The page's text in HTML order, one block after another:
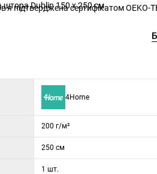
підтверджена сертифікатом OEKO-
Dublin 150 x 250 см
4Home
200 г/м²
250 см
1 шт.